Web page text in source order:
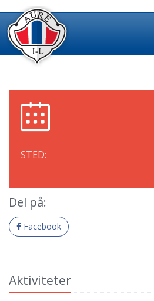
STED:
Del på:
Facebook
Aktiviteter